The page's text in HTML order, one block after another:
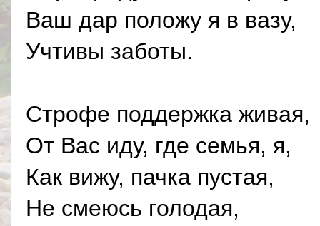
Ваш дар положу я в вазу,
Учтивы заботы.
Строфе поддержка живая,
От Вас иду, где семья, я,
Как вижу, пачка пустая,
Не смеюсь голодая,